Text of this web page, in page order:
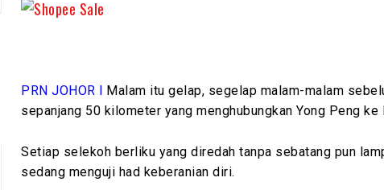
PRN JOHOR l
Malam itu gelap, segelap malam-malam
sepanjang 50 kilometer yang menghubungkan Yong Peng ke
Setiap selekoh berliku yang diredah tanpa sebatang pun
sedang menguji had keberanian diri.